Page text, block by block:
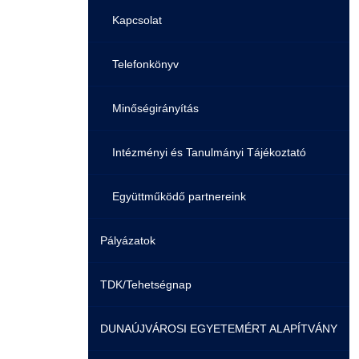
Családbarát Szolgáltató
EHÖK
Hallgatókra érvényes szabályzatok
Ösztöndíjak
Kiemelt ösztöndíjak
Nemzetközi Lehetőségek
Szolgáltatások
Fordítási Szolgáltatások
Origó nyelvvizsga
HASIT
Neptun
Moodle
K+F+I
Átjelentkezőknek
Kapcsolat
TDK/Tehetségnap
Kapcsolat
Telefonkönyv
Minőségirányítás
Intézményi és Tanulmányi Tájékoztató
Együttműködő partnereink
Pályázatok
TDK/Tehetségnap
DUNAÚJVÁROSI EGYETEMÉRT ALAPÍTVÁNY